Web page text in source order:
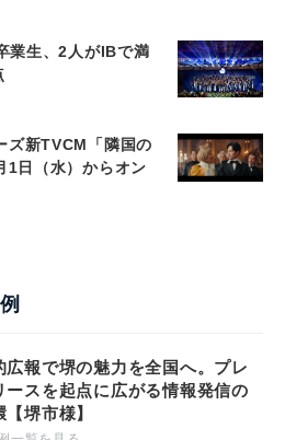
業生、2人がIBで満
ズ新TVCM「隣国の
1日（水）からオン
広報で堺の魅力を全国へ。プレ
ースを起点に広がる情報発信の
堺市様】